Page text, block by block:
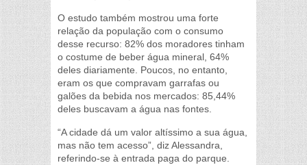
O estudo também mostrou uma forte
relação da população com o consumo
desse recurso: 82% dos moradores tinham
o costume de beber água mineral, 64%
deles diariamente. Poucos, no entanto,
eram os que compravam garrafas ou
galões da bebida nos mercados: 85,44%
deles buscavam a água nas fontes.
“A cidade dá um valor altíssimo a sua água,
mas não tem acesso”, diz Alessandra,
referindo-se à entrada paga do parque.